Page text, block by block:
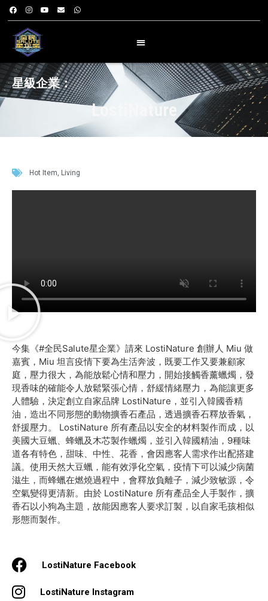
星級企業：
LostiNature
Hot Item, Living
今集《#全民Salute星企業》請來 LostiNature 創辦人 Miu 做
嘉賓，Miu 坦言疫情下要為生活奔波，既要工作又要兼顧家
庭，壓力很大，為能放鬆心情和壓力，開始接觸香薰蠟燭，發
現香味的確能令人放鬆緊張心情，舒緩情緒壓力，為能讓更多
人體驗，決定創立自家品牌 LostiNature，並引入韓國香精
油，造出不同形態的動物擴香石產品，透過擴香石釋放香氣，
舒援壓力。 LostiNature 所有產品以安全的材料製作而成，以
美國大豆蠟、蜂蠟及木芯製作蠟燭，並引入韓國精油，9種味
道各有特色，甜味、中性、花香，會因應客人需求作出配搭建
議。使用天然大豆蠟，能有效淨化空氣，疫情下可以減少病菌
滋生，而蜂蠟在燃燒過程中，會釋放負離子，減少致敏源，令
空氣變得更清新。由於 LostiNature 所有產品全人手製作，擴
香石以小狗為主題，故能因應客人要求訂製，以自家毛孩相似
形態而製作。
LostiNature Facebook
LostiNature Instagram